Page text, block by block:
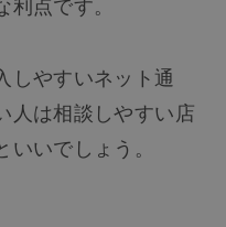
しやすいネット通
人は相談しやすい店
いでしょう。